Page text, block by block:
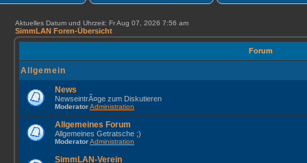
Aktuelles Datum und Uhrzeit: Fr Aug 07, 2026 7:56 am
SimmLAN Foren-Übersicht
Forum
Allgemein
News
NewseintrÃ¤ge zum Diskutieren
ModeratorAdministration
Allgemeines Forum
Allgemeines Getratsche ;)
ModeratorAdministration
SimmLAN-Verein